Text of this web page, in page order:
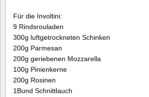
Für die Involtini:
9 Rindsrouladen
300g luftgetrockneten Schinken
200g Parmesan
200g geriebenen Mozzarella
100g Pinienkerne
200g Rosinen
1Bund Schnittlauch